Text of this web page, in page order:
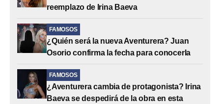
reemplazo de Irina Baeva
FAMOSOS
¿Quién será la nueva Aventurera? Juan
Osorio confirma la fecha para conocerla
FAMOSOS
¿Aventurera cambia de protagonista? Irina
Baeva se despedirá de la obra en esta